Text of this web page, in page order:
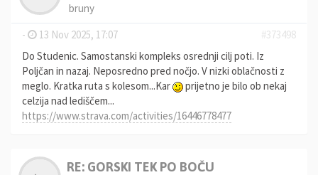
bruny
-
13 Nov 2025, 17:07
#373498
Do Studenic. Samostanski kompleks osrednji cilj poti. Iz
Poljčan in nazaj. Neposredno pred nočjo. V nizki oblačnosti z
meglo. Kratka ruta s kolesom...Kar
prijetno je bilo ob nekaj
celzija nad lediščem...
https://www.strava.com/activities/16446778477
RE: GORSKI TEK PO BOČU